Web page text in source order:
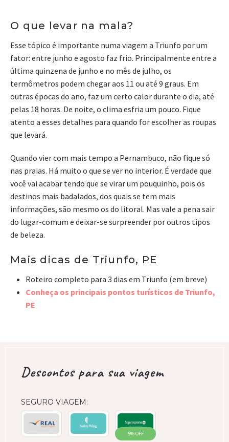
O que levar na mala?
Esse tópico é importante numa viagem a Triunfo por um
fator: entre junho e agosto faz frio. Principalmente entre a
última quinzena de junho e no mês de julho, os
termômetros podem chegar aos 11 ou até 9 graus. Em
outras épocas do ano, faz um certo calor durante o dia, até
pelas 18 horas. De noite, o clima esfria um pouco. Fique
atento a esses detalhes para quando for escolher as roupas
que levará.
Quando vier com mais tempo a Pernambuco, não fique só
nas praias. Há muito o que se ver no interior. É verdade que
você vai acabar tendo que se virar um pouquinho, pois os
destinos mais badalados, dos quais se tem mais
informações, são mesmo os do litoral. Mas vale a pena sair
do lugar-comum e deixar-se surpreender por outros tipos
de beleza.
Mais dicas de Triunfo, PE
Roteiro completo para 3 dias em Triunfo (em breve)
Conheça os principais pontos turísticos de Triunfo,
PE
Descontos para sua viagem
SEGURO VIAGEM:
5% OFF